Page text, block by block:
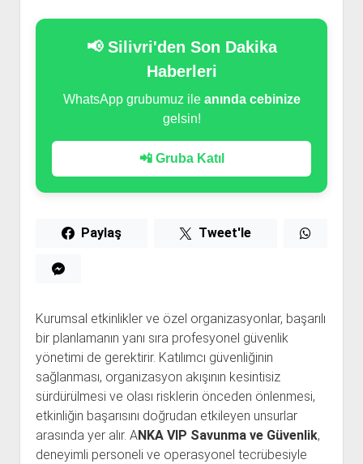
📢 Silivri'den Son Dakika
Haberleri
WhatsApp grubumuz ile anında cebinize
gelsin!
📲 Gruba Katıl
Paylaş Tweet'le
Kurumsal etkinlikler ve özel organizasyonlar, başarılı
bir planlamanın yanı sıra profesyonel güvenlik
yönetimi de gerektirir. Katılımcı güvenliğinin
sağlanması, organizasyon akışının kesintisiz
sürdürülmesi ve olası risklerin önceden önlenmesi,
etkinliğin başarısını doğrudan etkileyen unsurlar
arasında yer alır. ANKA VIP Savunma ve Güvenlik,
deneyimli personeli ve operasyonel tecrübesiyle